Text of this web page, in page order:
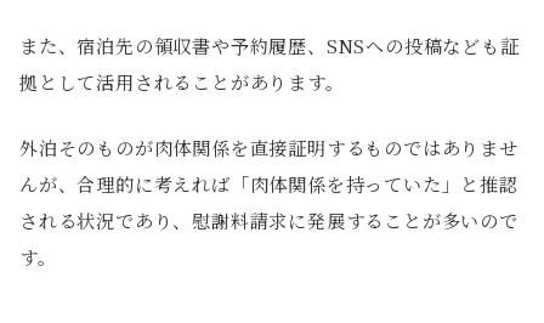
また、宿泊先の領収書や予約履歴、SNSへの投稿なども証
拠として活用されることがあります。
外泊そのものが肉体関係を直接証明するものではありませ
んが、合理的に考えれば「肉体関係を持っていた」と推認
される状況であり、慰謝料請求に発展することが多いので
す。